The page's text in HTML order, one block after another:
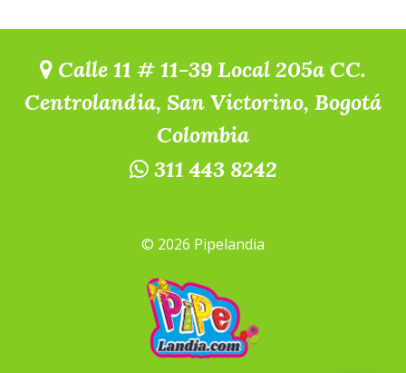
Calle 11 # 11-39 Local 205a CC.
Centrolandia, San Victorino, Bogotá
Colombia
311 443 8242
© 2026 Pipelandia